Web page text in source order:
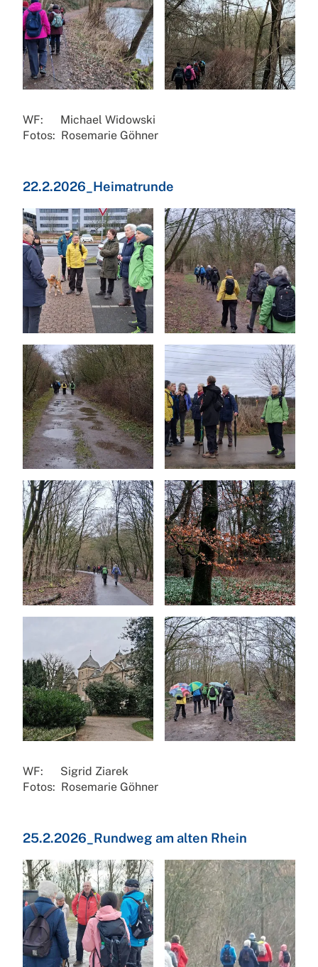
WF: Michael Widowski
Fotos: Rosemarie Göhner
22.2.2026_Heimatrunde
WF: Sigrid Ziarek
Fotos: Rosemarie Göhner
25.2.2026_Rundweg am alten Rhein